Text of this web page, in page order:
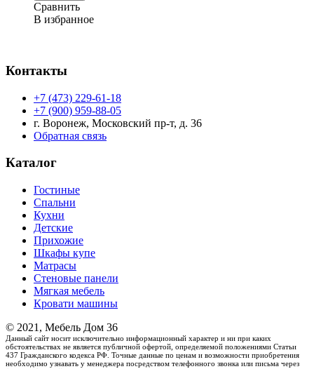
Сравнить
В избранное
Контакты
+7 (473) 229-61-18
+7 (900) 959-88-05
г. Воронеж, Московский пр-т, д. 36
Обратная связь
Каталог
Гостиные
Спальни
Кухни
Детские
Прихожие
Шкафы купе
Матрасы
Стеновые панели
Мягкая мебель
Кровати машины
© 2021, Мебель Дом 36
Данный сайт носит исключительно информационный характер и ни при каких
обстоятельствах не является публичной офертой, определяемой положениями Статьи
437 Гражданского кодекса РФ. Точные данные по ценам и возможности приобретения
необходимо узнавать у менеджера посредством телефонного звонка или письма через